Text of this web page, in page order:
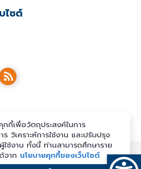
ไซต์
งวนลิขสิทธิ์
เว็บไซต์ นโยบายการคุ้มครองข้อมูลส่วน
กกี้เพื่อวัตถุประสงค์ในการ
วิเคราะห์การใช้งาน และปรับปรุง
ช้งาน ทั้งนี้ ท่านสามารถศึกษาราย
จาก นโยบายคุกกี้ของเว็บไซต์